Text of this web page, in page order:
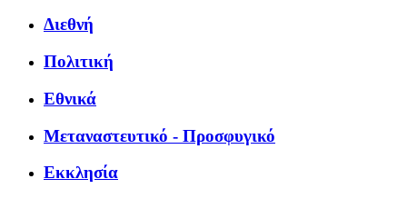
Διεθνή
Πολιτική
Εθνικά
Μεταναστευτικό - Προσφυγικό
Εκκλησία